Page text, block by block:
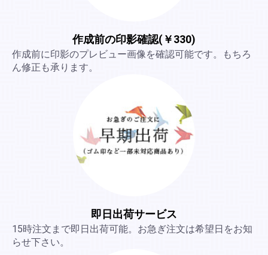
作成前の印影確認(￥330)
作成前に印影のプレビュー画像を確認可能です。もちろ
ん修正も承ります。
即日出荷サービス
15時注文まで即日出荷可能。お急ぎ注文は希望日をお知
らせ下さい。